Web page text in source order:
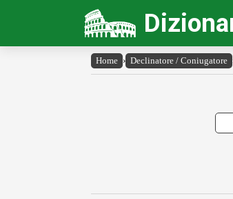
Home › Declinatore / Coniugatore